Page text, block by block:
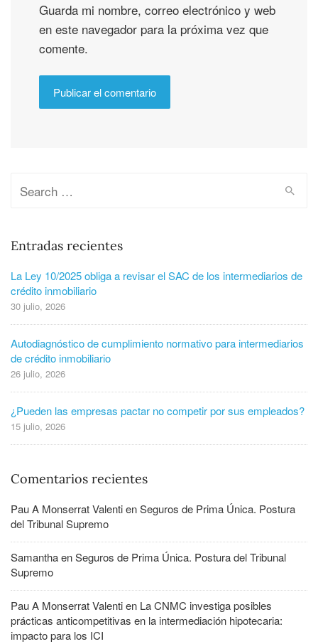
Guarda mi nombre, correo electrónico y web
en este navegador para la próxima vez que
comente.
Entradas recientes
La Ley 10/2025 obliga a revisar el SAC de los intermediarios de
crédito inmobiliario
30 julio, 2026
Autodiagnóstico de cumplimiento normativo para intermediarios
de crédito inmobiliario
26 julio, 2026
¿Pueden las empresas pactar no competir por sus empleados?
15 julio, 2026
Comentarios recientes
Pau A Monserrat ValentienSeguros de Prima Única. Postura
del Tribunal Supremo
SamanthaenSeguros de Prima Única. Postura del Tribunal
Supremo
Pau A Monserrat Valentien La CNMC investiga posibles
prácticas anticompetitivas en la intermediación hipotecaria:
impacto para los ICI